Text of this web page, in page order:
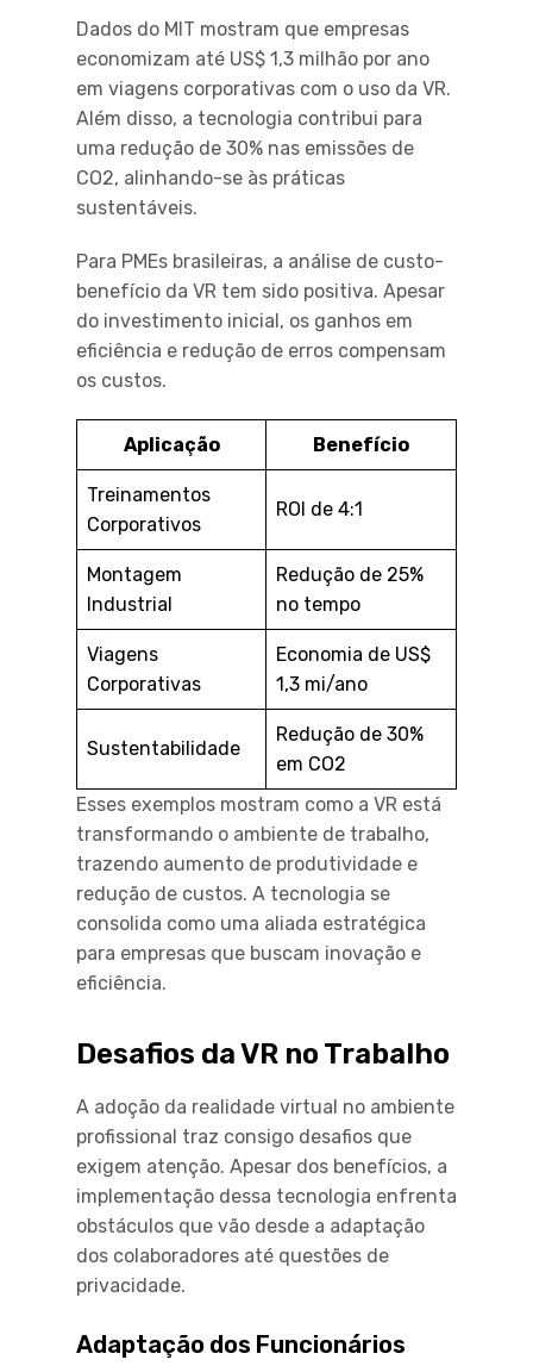
Dados do MIT mostram que empresas
economizam até US$ 1,3 milhão por ano
em viagens corporativas com o uso da VR.
Além disso, a tecnologia contribui para
uma redução de 30% nas emissões de
CO2, alinhando-se às práticas
sustentáveis.
Para PMEs brasileiras, a análise de custo-
benefício da VR tem sido positiva. Apesar
do investimento inicial, os ganhos em
eficiência e redução de erros compensam
os custos.
Aplicação Benefício
Treinamentos
Corporativos
ROI de 4:1
Montagem
Industrial
Redução de 25%
no tempo
Viagens
Corporativas
Economia de US$
1,3 mi/ano
Sustentabilidade
Redução de 30%
em CO2
Esses exemplos mostram como a VR está
transformando o ambiente de trabalho,
trazendo aumento de produtividade e
redução de custos. A tecnologia se
consolida como uma aliada estratégica
para empresas que buscam inovação e
eficiência.
Desafios da VR no Trabalho
A adoção da realidade virtual no ambiente
profissional traz consigo desafios que
exigem atenção. Apesar dos benefícios, a
implementação dessa tecnologia enfrenta
obstáculos que vão desde a adaptação
dos colaboradores até questões de
privacidade.
Adaptação dos Funcionários